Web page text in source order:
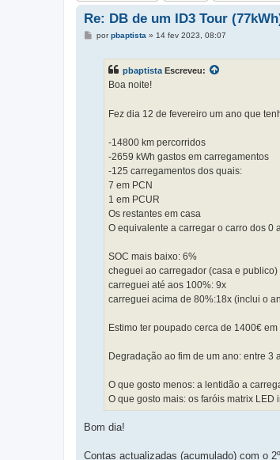
Re: DB de um ID3 Tour
Mporpbaptista » 14 fev 2023, 08:07
pbaptista Escreveu:
Boa noite!
Fez dia 12 de fevereiro um ano que
-14800 km percorridos
-2659 kWh gastos em carregamentos
-125 carregamentos dos quais:
7 em PCN
1 em PCUR
Os restantes em casa
O equivalente a carregar o carro dos 0
SOC mais baixo: 6%
cheguei ao carregador (casa e
carreguei até aos 100%: 9x
carreguei acima de 80%:18x (inclui o
Estimo ter poupado cerca de 1400€
Degradação ao fim de um ano: entre 3
O que gosto menos: a lentidão a
O que gosto mais: os faróis matrix
Bom dia!
Contas actualizadas (acumulado) com o